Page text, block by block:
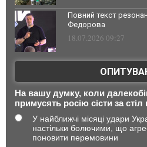
Повний текст
Федорова
18.07.2026 09:27
На вашу думку, коли
примусять росію сісти за стіл
У найближчі місяці удари
настільки болючими, що
поновити перемовини